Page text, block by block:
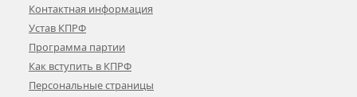
Контактная информация
Устав КПРФ
Программа партии
Как вступить в КПРФ
Персональные страницы